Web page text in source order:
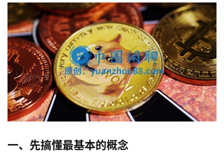
一、先搞懂最基本的概念